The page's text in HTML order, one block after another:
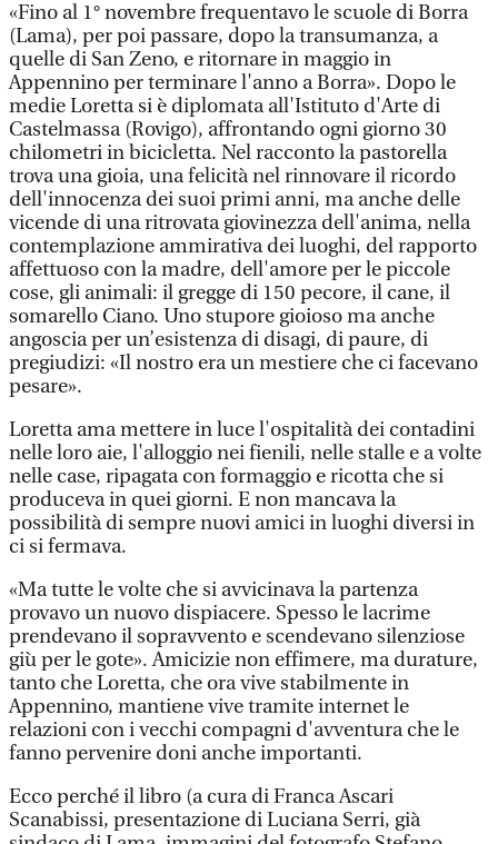
«Fino al 1° novembre frequentavo le scuole di Borra
(Lama), per poi passare, dopo la transumanza, a
quelle di San Zeno, e ritornare in maggio in
Appennino per terminare l'anno a Borra». Dopo le
medie Loretta si è diplomata all'Istituto d'Arte di
Castelmassa (Rovigo), affrontando ogni giorno 30
chilometri in bicicletta. Nel racconto la pastorella
trova una gioia, una felicità nel rinnovare il ricordo
dell'innocenza dei suoi primi anni, ma anche delle
vicende di una ritrovata giovinezza dell'anima, nella
contemplazione ammirativa dei luoghi, del rapporto
affettuoso con la madre, dell'amore per le piccole
cose, gli animali: il gregge di 150 pecore, il cane, il
somarello Ciano. Uno stupore gioioso ma anche
angoscia per un’esistenza di disagi, di paure, di
pregiudizi: «Il nostro era un mestiere che ci facevano
pesare».
Loretta ama mettere in luce l'ospitalità dei contadini
nelle loro aie, l'alloggio nei fienili, nelle stalle e a volte
nelle case, ripagata con formaggio e ricotta che si
produceva in quei giorni. E non mancava la
possibilità di sempre nuovi amici in luoghi diversi in
ci si fermava.
«Ma tutte le volte che si avvicinava la partenza
provavo un nuovo dispiacere. Spesso le lacrime
prendevano il sopravvento e scendevano silenziose
giù per le gote». Amicizie non effimere, ma durature,
tanto che Loretta, che ora vive stabilmente in
Appennino, mantiene vive tramite internet le
relazioni con i vecchi compagni d'avventura che le
fanno pervenire doni anche importanti.
Ecco perché il libro (a cura di Franca Ascari
Scanabissi, presentazione di Luciana Serri, già